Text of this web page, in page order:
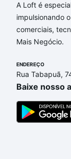
partir de R$
adequar ao
dúvida dos
um apartamento
o imóvel dos
conforto. Loft,
A Loft é
impulsionando
comerciais,
Mais Negócio.
ENDEREÇO
Rua Tabapuã,
Baixe nosso